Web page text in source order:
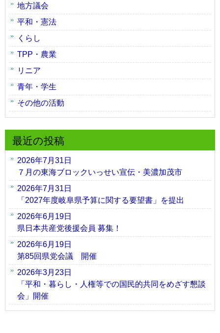
地方議会
平和・憲法
くらし
TPP・農業
リニア
青年・学生
その他の活動
最近の投稿
2026年7月31日
７月の東海ブロックいっせい宣伝・美濃加茂市
2026年7月31日
「2027年度岐阜県予算に関する要望書」を提出
2026年6月19日
県日本共産党後援会員 募集！
2026年6月19日
第85回県党会議 開催
2026年3月23日
「平和・暮らし・人権等での国民的共同をめざす懇談
会」開催